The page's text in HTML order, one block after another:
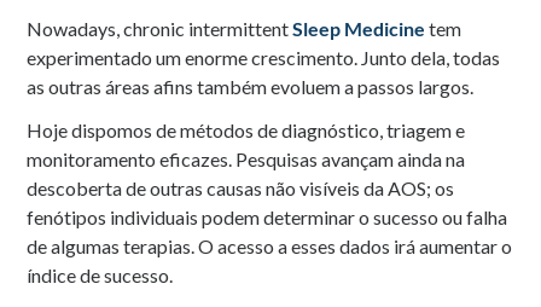
Nowadays, chronic intermittentSleep Medicine tem
experimentado um enorme crescimento. Junto dela, todas
as outras áreas afins também evoluem a passos largos.
Hoje dispomos de métodos de diagnóstico, triagem e
monitoramento eficazes. Pesquisas avançam ainda na
descoberta de outras causas não visíveis da AOS; os
fenótipos individuais podem determinar o sucesso ou falha
de algumas terapias. O acesso a esses dados irá aumentar o
índice de sucesso.